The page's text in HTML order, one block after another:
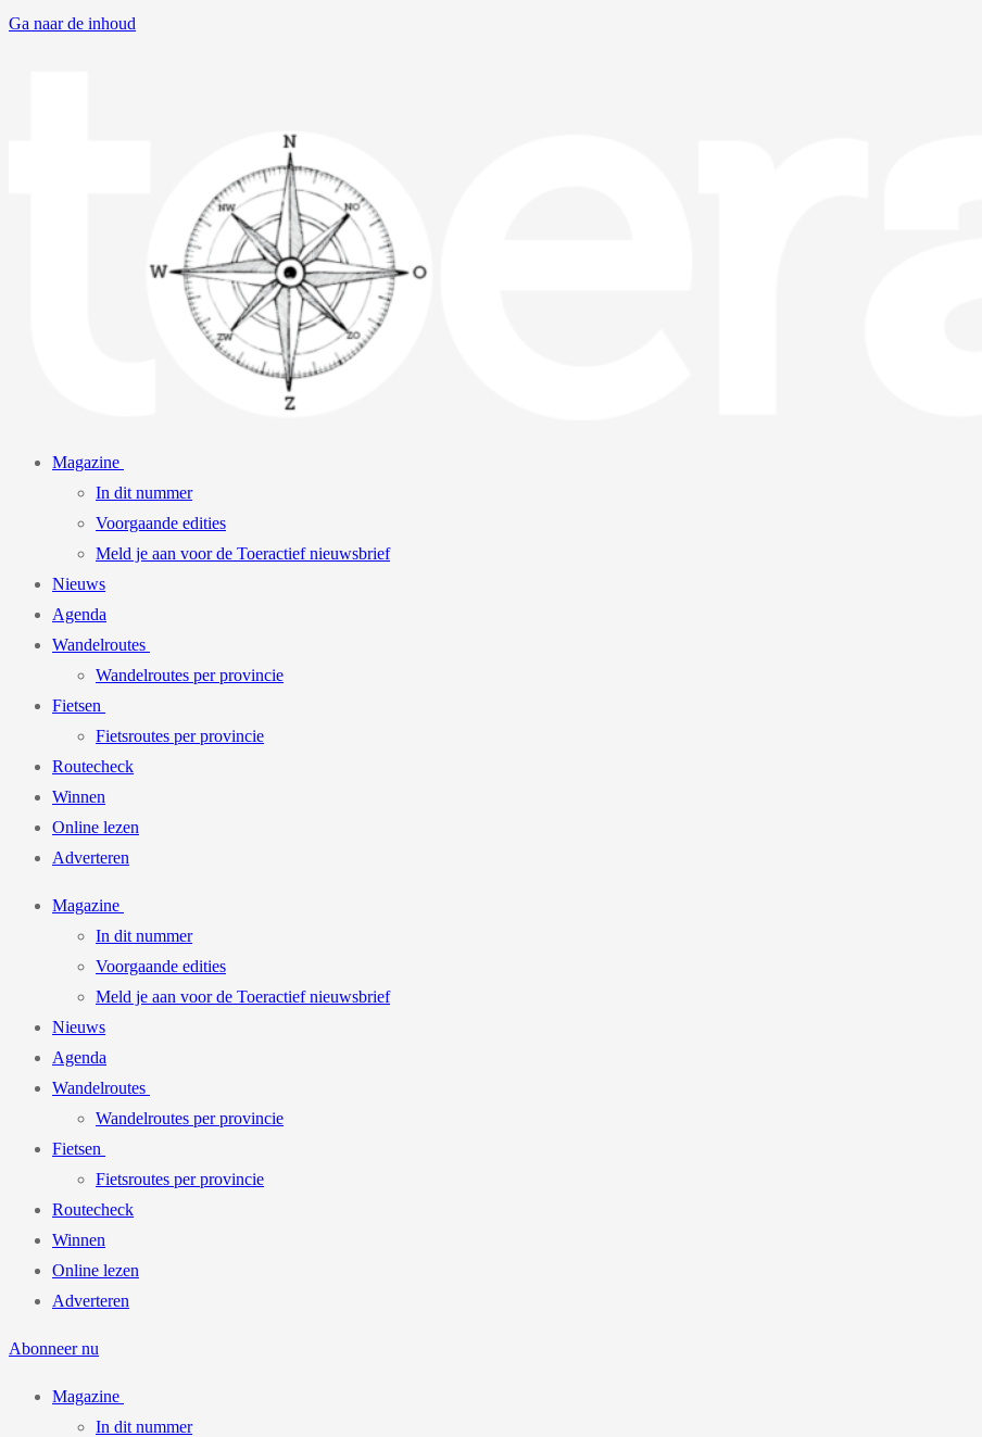
Ga naar de inhoud
Magazine
In dit nummer
Voorgaande edities
Meld je aan voor de Toeractief nieuwsbrief
Nieuws
Agenda
Wandelroutes
Wandelroutes per provincie
Fietsen
Fietsroutes per provincie
Routecheck
Winnen
Online lezen
Adverteren
Magazine
In dit nummer
Voorgaande edities
Meld je aan voor de Toeractief nieuwsbrief
Nieuws
Agenda
Wandelroutes
Wandelroutes per provincie
Fietsen
Fietsroutes per provincie
Routecheck
Winnen
Online lezen
Adverteren
Abonneer nu
Magazine
In dit nummer